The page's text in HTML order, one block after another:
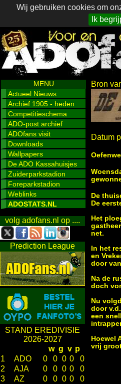
Wij gebruiken cookies om
Ik
MENU
Actueel Nieuws
Archief 1905 - heden
Competitieschema
ADO-post archief
ADOfans visit
Downloads
Wallpapers
De ADO Kassahuisjes
Zuiderparkstadion
Foreparkstadion
Weblinks
ADOSTATS.NL
volg adofans.nl op ....
Prediction League
STAND EREDIVISIE
2026-2027
w g v p
1
ADO 0 0 0 0
0
2
AJA 0 0 0 0
0
3
AZ 0 0 0 0
0
Bron
Datum
De
De
Het
net.
In het
en
door
Na de
doch
Nu
door
een
Hoewel
vrij